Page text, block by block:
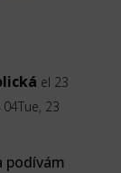
el 23
23
podívám